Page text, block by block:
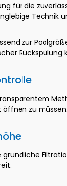
für die
Technik
zur
Rückspülung
öffnen zu müssen.